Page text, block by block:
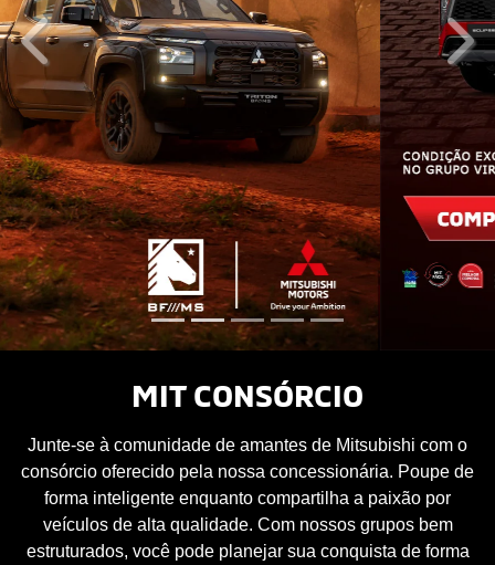
templates.template-
MIT CONSÓRCIO
Junte-se à comunidade de amantes de Mitsubishi com o
consórcio oferecido pela nossa concessionária. Poupe de
forma inteligente enquanto compartilha a paixão por
veículos de alta qualidade. Com nossos grupos bem
estruturados, você pode planejar sua conquista de forma